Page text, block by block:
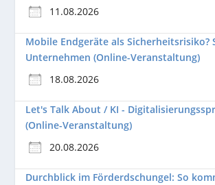
11.08.2026
Mobile Endgeräte als Sicherheitsrisiko?
Unternehmen (Online-Veranstaltung)
18.08.2026
Let's Talk About / KI -
(Online-Veranstaltung)
20.08.2026
Durchblick im Förderdschungel: So